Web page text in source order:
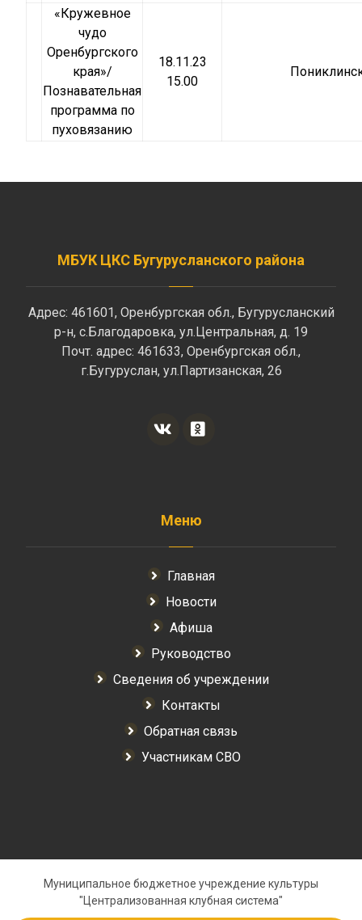
«Кружевное
чудо
Оренбургского
края»/
Познавательная
программа по
пуховязанию
18.11.23
15.00
МБУК ЦКС Бугурусланского района
Адрес: 461601, Оренбургская обл., Бугурусланский
р-н, с.Благодаровка, ул.Центральная, д. 19
Почт. адрес: 461633, Оренбургская обл.,
г.Бугуруслан, ул.Партизанская, 26
Меню
Главная
Новости
Афиша
Руководство
Сведения об учреждении
Контакты
Обратная связь
Участникам СВО
Муниципальное бюджетное учреждение культуры
"Централизованная клубная система"